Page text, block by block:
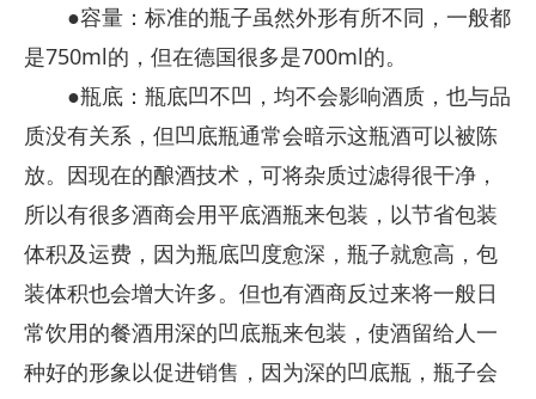
●容量：标准的瓶子虽然外形有所不同，一般都
是750ml的，但在德国很多是700ml的。
●瓶底：瓶底凹不凹，均不会影响酒质，也与品
质没有关系，但凹底瓶通常会暗示这瓶酒可以被陈
放。因现在的酿酒技术，可将杂质过滤得很干净，
所以有很多酒商会用平底酒瓶来包装，以节省包装
体积及运费，因为瓶底凹度愈深，瓶子就愈高，包
装体积也会增大许多。但也有酒商反过来将一般日
常饮用的餐酒用深的凹底瓶来包装，使酒留给人一
种好的形象以促进销售，因为深的凹底瓶，瓶子会